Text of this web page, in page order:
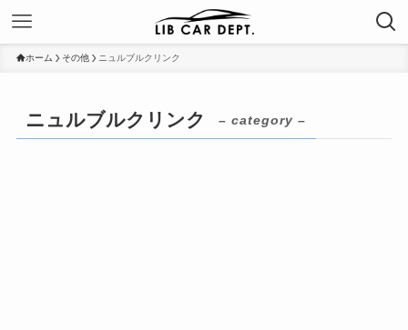
ホーム その他 ニュルブルクリンク
ニュルブルクリンク – category –